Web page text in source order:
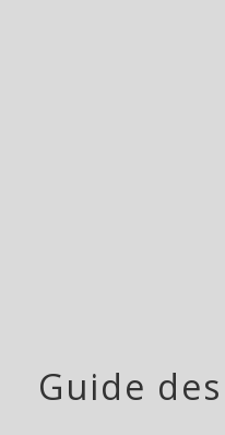
Guide